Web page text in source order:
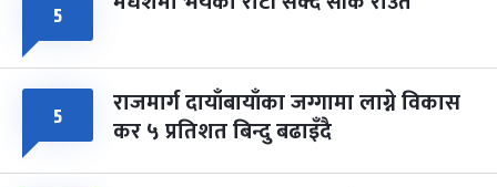
५
५ राजमार्ग दायाँबायाँका जग्गामा लाग्ने विकास
कर ५ प्रतिशत बिन्दु बढाइँदै